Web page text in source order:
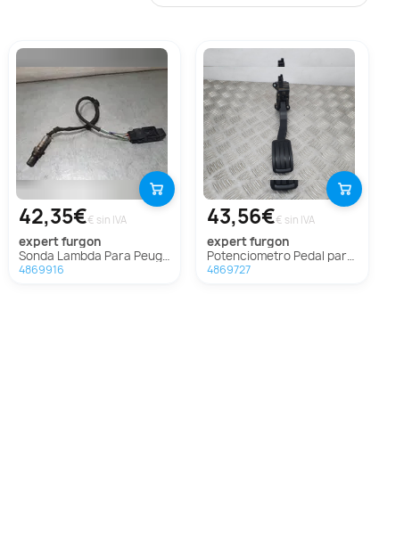
42,35€€ sin IVA
expert furgon
Sonda Lambda Para Peugeot Expert Furgón
4869916
43,56€€ sin IVA
expert furgon
Potenciometro Pedal para Peugeot Expert Furgón
4869727